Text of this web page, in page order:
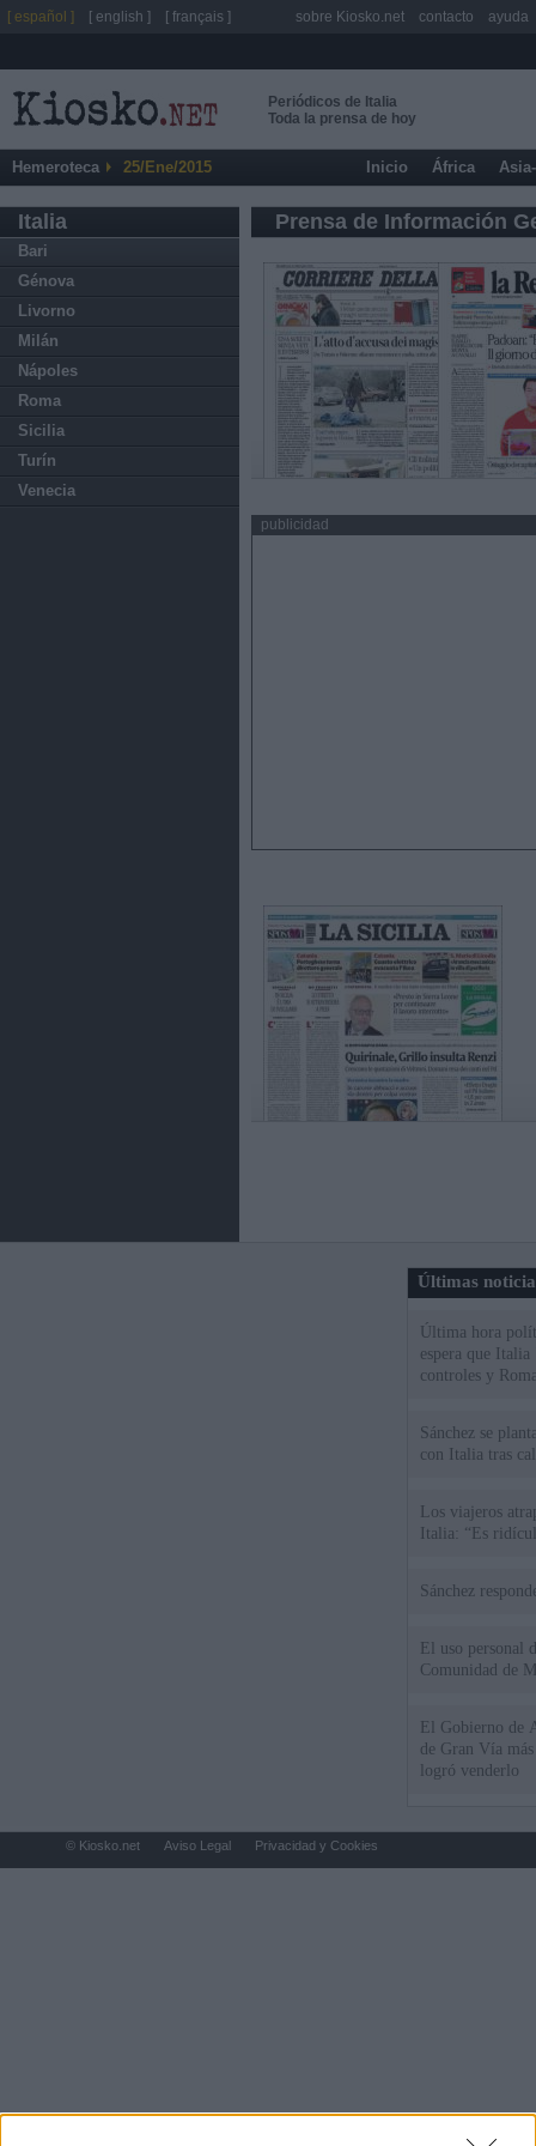
Periódicos de Italia
Toda la prensa de hoy
Hemeroteca 25/Ene/2015 Inicio África
Italia
Bari
Génova
Livorno
Milán
Nápoles
Roma
Sicilia
Turín
Venecia
Prensa de Información
publicidad
Últimas
Última hora
espera que
controles y
Sánchez se
con Italia tras
Los viajeros
Italia: “Es
Sánchez
El uso personal
Comunidad de
El Gobierno de
de Gran Vía
logró venderlo
[ español ] [ english ] [ français ] sobre Kiosko.net contacto ayuda
© Kiosko.net Aviso Legal Privacidad y Cookies